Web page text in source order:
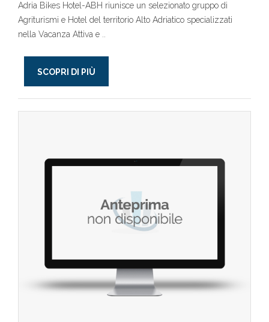
Adria Bikes Hotel-ABH riunisce un selezionato gruppo di
Agriturismi e Hotel del territorio Alto Adriatico specializzati
nella Vacanza Attiva e ..
SCOPRI DI PIÙ